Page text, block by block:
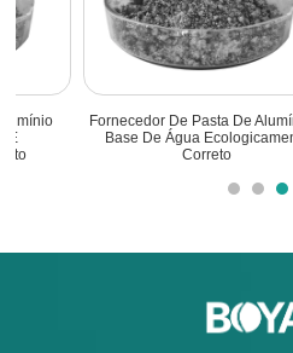
Pasta De Alumínio Estável Para
Armazenamento Com Baixa
Liberação De Gás